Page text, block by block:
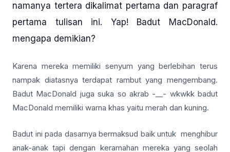
namanya tertera dikalimat pertama dan paragraf
pertama tulisan ini. Yap! Badut MacDonald.
mengapa demikian?
Karena mereka memiliki senyum yang berlebihan terus
nampak diatasnya terdapat rambut yang mengembang.
Badut MacDonald juga suka so akrab -__- wkwkk badut
MacDonald memiliki warna khas yaitu merah dan kuning.
Badut ini pada dasarnya bermaksud baik untuk menghibur
anak-anak tapi dengan keramahan mereka yang seolah